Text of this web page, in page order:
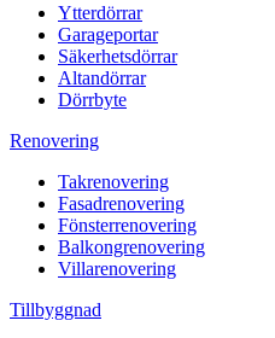
Ytterdörrar
Garageportar
Säkerhetsdörrar
Altandörrar
Dörrbyte
Renovering
Takrenovering
Fasadrenovering
Fönsterrenovering
Balkongrenovering
Villarenovering
Tillbyggnad